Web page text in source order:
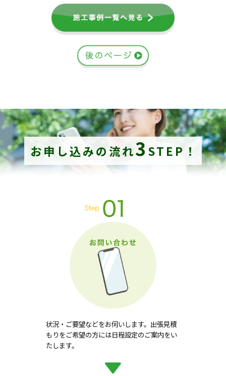
お申し込みの流れ3 STEP！
状況・ご要望などをお伺いします。出張見積
もりをご希望の方には日程設定のご案内をい
たします。